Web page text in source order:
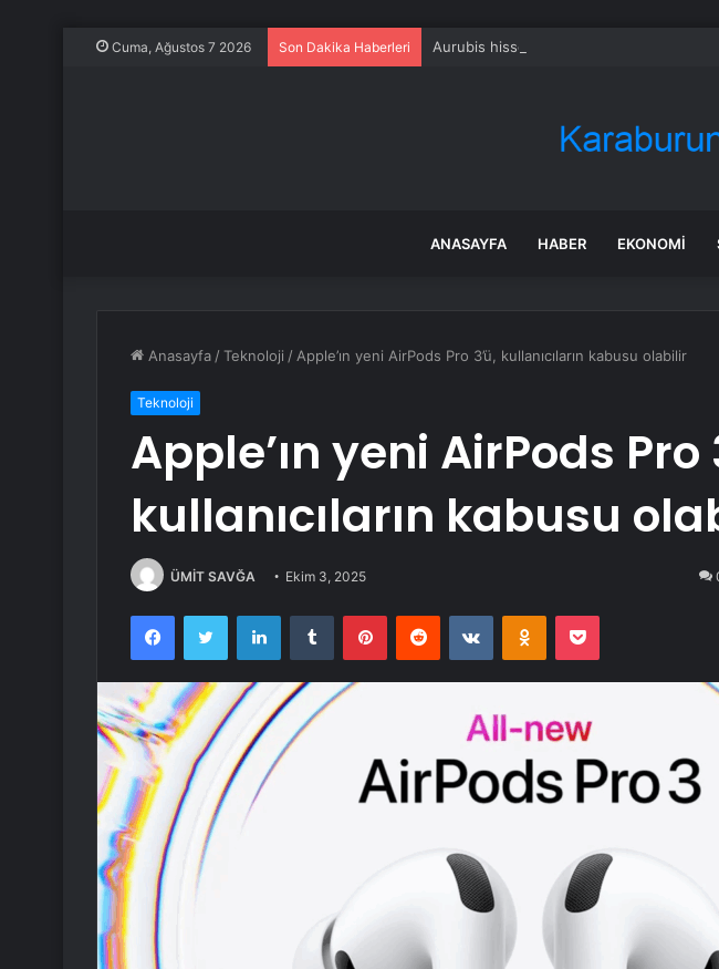
Cuma, Ağustos 7 2026 Son Dakika Haberleri Aurubis hissesi bugün neden düşüyor?
ANASAYFA HABER EKONOMI
Anasayfa /Teknoloji / Apple’ın yeni AirPods Pro 3’ü, kullanıcıların kabusu olabilir
Teknoloji
Apple’ın yeni AirPods Pro
kullanıcıların kabusu
ÜMİT SAVĞA Ekim 3, 2025
FacebookTwitter LinkedInTumblr PinterestReddit VKontakteOdnoklassniki
Pocket